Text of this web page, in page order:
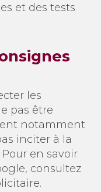
et des tests
les
pas être
notamment
inciter à la
en savoir
consultez